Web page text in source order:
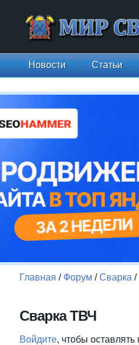
Новости Статьи
Главная / Форум /Сварка /
Сварка ТВЧ
Войдите, чтобы